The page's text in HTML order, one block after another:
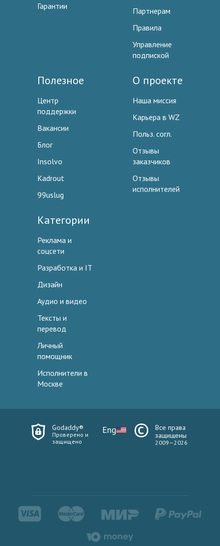
Гарантии
Партнерам
Правила
Управление
подпиской
Полезное
Центр
поддержки
Вакансии
Блог
Insolvo
Kadrout
99uslug
О проекте
Наша миссия
Карьера в WZ
Польз. согл.
Отзывы
заказчиков
Отзывы
исполнителей
Категории
Реклама и
соцсети
Разработка и IT
Дизайн
Аудио и видео
Тексты и
перевод
Личный
помощник
Исполнители в
Москве
Godaddy®
Проверено и
защищено
Eng
Все права
защищены
2009—2026